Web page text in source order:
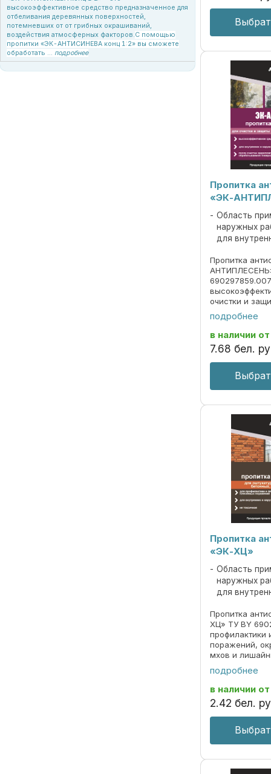
высокоэффективное средство предназначенное для
отбеливания деревянных поверхностей,
потемневших от от грибных окрашиваний,
воздействия атмосферных факторов.С помощью
пропитки «ЭК-АНТИСИНЕВА конц 1:2» вы сможете
обработать ... подробнее
Пропитка
«ЭК-
Область
наружных
для
Пропитка
очистки и
очистки
подробнее
в наличии от
7.68 бел.
Пропитка
«ЭК-ХЦ»
Область
наружных
для
Пропитка
ХЦ» ТУ BY
профилактики
поражений,
мхов и
токсичная для
наружных
подробнее
в наличии от
2.42 бел.